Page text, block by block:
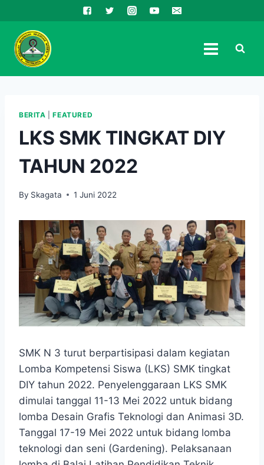
to
content
BERITA |FEATURED
LKS SMK TINGKAT DIY
TAHUN 2022
By Skagata 1 Juni 2022
SMK N 3 turut berpartisipasi dalam kegiatan
Lomba Kompetensi Siswa (LKS) SMK tingkat
DIY tahun 2022. Penyelenggaraan LKS SMK
dimulai tanggal 11-13 Mei 2022 untuk bidang
lomba Desain Grafis Teknologi dan Animasi 3D.
Tanggal 17-19 Mei 2022 untuk bidang lomba
teknologi dan seni (Gardening). Pelaksanaan